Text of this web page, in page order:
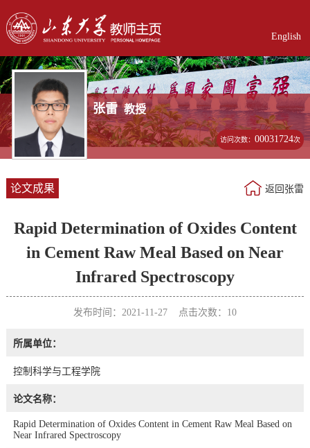
English
张雷 教授
访问次数：00031724次
论文成果 返回张雷
Rapid Determination of Oxides Content
in Cement Raw Meal Based on Near
Infrared Spectroscopy
发布时间：2021-11-27 点击次数： 10
所属单位：
控制科学与工程学院
论文名称：
Rapid Determination of Oxides Content in Cement Raw Meal Based on
Near Infrared Spectroscopy